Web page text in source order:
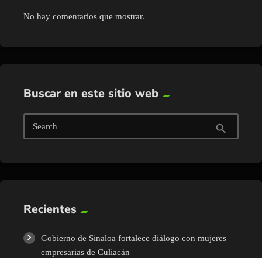
No hay comentarios que mostrar.
Buscar en este sitio web
Search search
Recientes
Gobierno de Sinaloa fortalece diálogo con mujeres
empresarias de Culiacán